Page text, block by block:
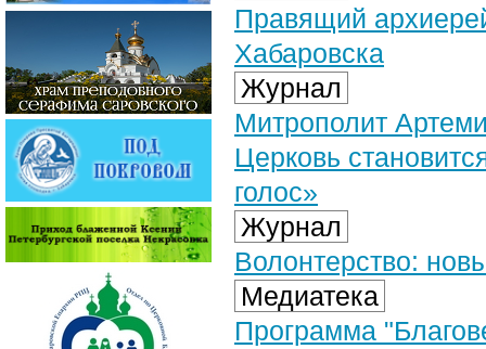
Правящий
Хабаровска
Журнал
Митрополит
Церковь
голос»
Журнал
Волонтерство:
Медиатека
Программа